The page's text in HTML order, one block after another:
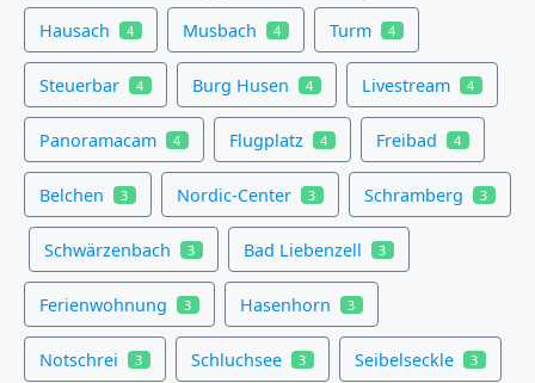
Hausach 4 Musbach 4 Turm 4
Steuerbar 4 Burg Husen 4 Livestream 4
Panoramacam 4 Flugplatz 4 Freibad 4
Belchen 3 Nordic-Center 3 Schramberg 3
Schwärzenbach 3 Bad Liebenzell 3
Ferienwohnung 3 Hasenhorn 3
Notschrei 3 Schluchsee 3 Seibelseckle 3